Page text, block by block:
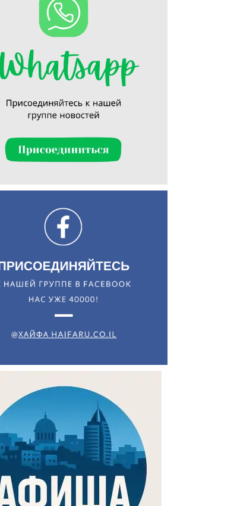
Искать